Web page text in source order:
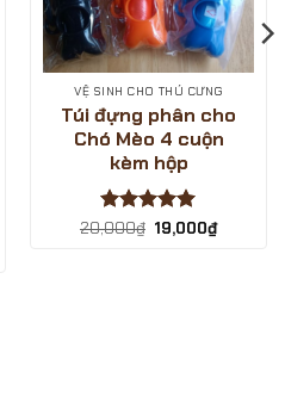
VỆ SINH CHO THÚ CƯNG
Túi đựng phân cho
Chó Mèo 4 cuộn
kèm hộp
Được xếp
20,000₫ Giá
gốc
19,000₫Giá